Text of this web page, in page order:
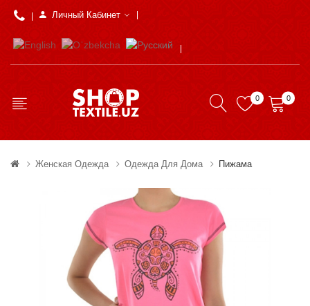
Личный Кабинет
0 0
Женская Одежда Одежда Для Дома Пижама